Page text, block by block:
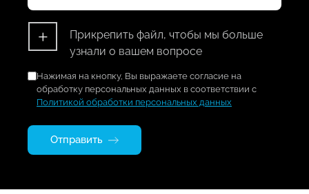
+
Прикрепить файл, чтобы мы больше
узнали о вашем вопросе
Нажимая на кнопку, Вы выражаете согласие на
обработку персональных данных в соответствии с
Политикой обработки персональных данных
Отправить